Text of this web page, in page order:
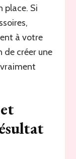
place. Si
à votre
créer une